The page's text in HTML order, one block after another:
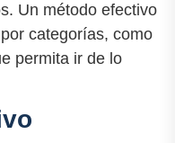
Un método efectivo
categorías, como
permita ir de lo